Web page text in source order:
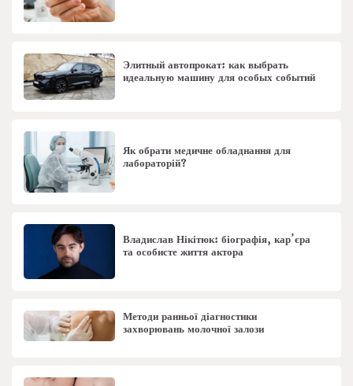
Элитный автопрокат: как выбрать
идеальную машину для особых событий
Як обрати медичне обладнання для
лабораторій?
Владислав Нікітюк: біографія, кар’єра
та особисте життя актора
Методи ранньої діагностики
захворювань молочної залози